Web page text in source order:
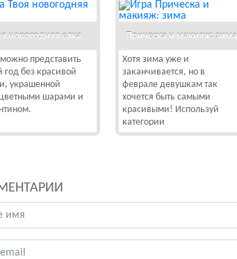
новогодняя елка
представить
без красивой
украшенной
шарами и
Прическа и макияж: зима
Хотя зима уже и
заканчивается, но в
феврале девушкам так
хочется быть самыми
красивыми! Используй
категории